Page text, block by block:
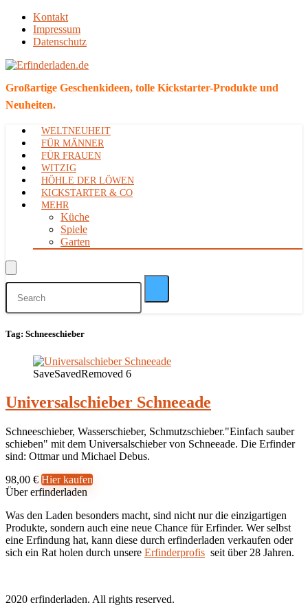
Kontakt
Impressum
Datenschutz
Großartige Geschenkideen, tolle Kickstarter-Produkte und
Neuheiten.
WELTNEUHEIT
FÜR MÄNNER
FÜR FRAUEN
WITZIG
HÖHLE DER LÖWEN
KICKSTARTER & CO
MEHR
Küche
Spiele
Garten
Tag: Schneeschieber
SaveSavedRemoved 6
Universalschieber Schneeade
Schneeschieber, Wasserschieber, Schmutzschieber."Einfach sauber
schieben" mit dem Universalschieber von Schneeade. Die Erfinder
sind: Ottmar und Michael Debus.
98,00 € Hier kaufen
Über erfinderladen
Was den Laden besonders macht, sind nicht nur die einzigartigen
Produkte, sondern auch eine neue Chance für Erfinder. Wer selbst
eine Erfindung hat, kann diese durch erfinderladen verkaufen oder
sich ein Rat holen durch unsere Erfinderprofis seit über 28 Jahren.
2020 erfinderladen. All rights reserved.